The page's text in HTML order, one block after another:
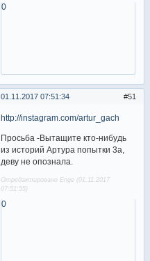
0
51
01.11.2017 07:51:34
http://instagram.com/artur_gach
Просьба -Вытащите кто-нибудь
из историй Артура попытки 3а,
деву не опознала.
Отредактировано Enge (01.11.2017
07:51:55)
0